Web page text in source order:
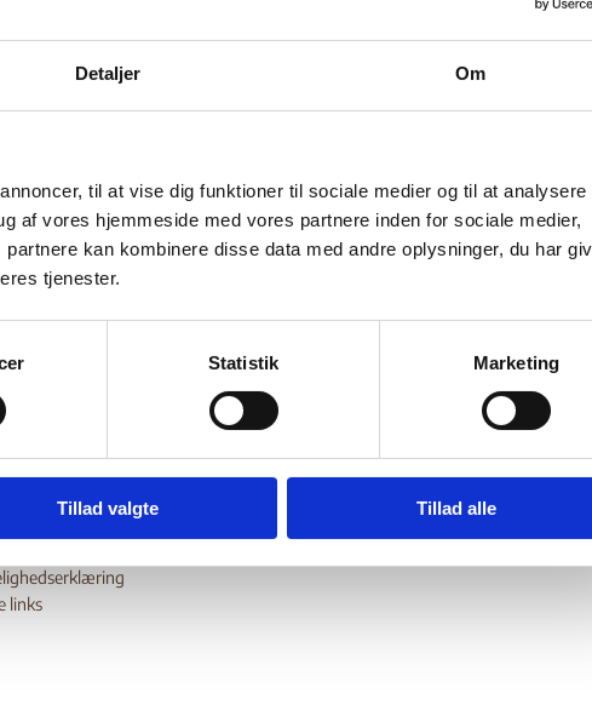
Detaljer Om
til at vise dig funktioner til sociale medier og til at analysere
af vores hjemmeside med vores partnere inden for sociale medier,
kan kombinere disse data med andre oplysninger, du har
tjenester.
Statistik Marketing
Tillad valgte Tillad alle
af 13. januar
International (AI) Serbien (II)
amnestilov det jugoslaviske parlament den 12.
oplysninger vedrørende lovens
links